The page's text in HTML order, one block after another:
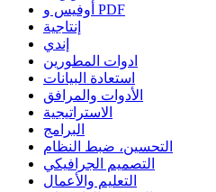
أوفيس و PDF
إنتاجية
إندي
ادوات المطورين
استعادة البيانات
الأدوات والمرافق
الاستراتيجية
البرامج
التحسين، ضبط النظام
التصميم الجرافيكي
التعليم والأعمال